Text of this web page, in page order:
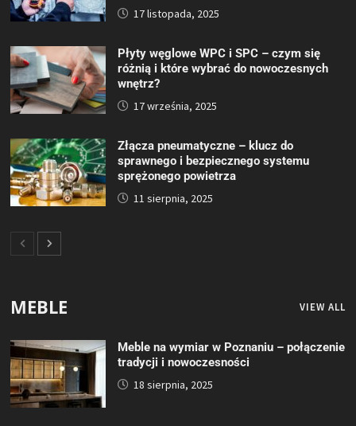
17 listopada, 2025
Płyty węglowe WPC i SPC – czym się
różnią i które wybrać do nowoczesnych
wnętrz?
17 września, 2025
Złącza pneumatyczne – klucz do
sprawnego i bezpiecznego systemu
sprężonego powietrza
11 sierpnia, 2025
MEBLE VIEW ALL
Meble na wymiar w Poznaniu – połączenie
tradycji i nowoczesności
18 sierpnia, 2025